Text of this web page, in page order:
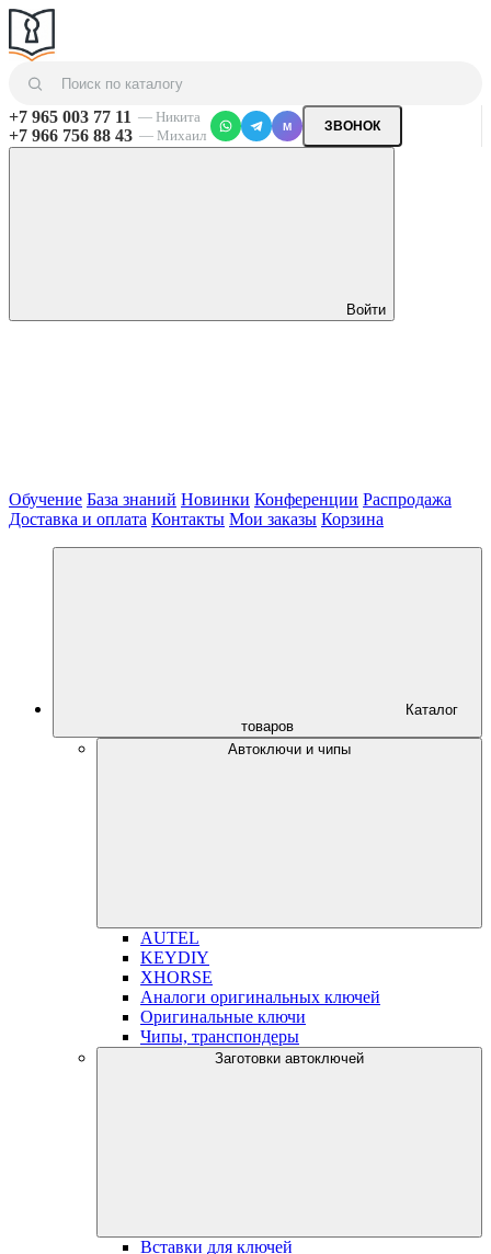
+7 965 003 77 11 — Никита
+7 966 756 88 43 — Михаил
M ЗВОНОК
Войти
Обучение База знаний Новинки Конференции Распродажа
Доставка и оплата Контакты Мои заказы Корзина
Каталог
товаров
Автоключи и чипы
AUTEL
KEYDIY
XHORSE
Аналоги оригинальных ключей
Оригинальные ключи
Чипы, транспондеры
Заготовки автоключей
Вставки для ключей